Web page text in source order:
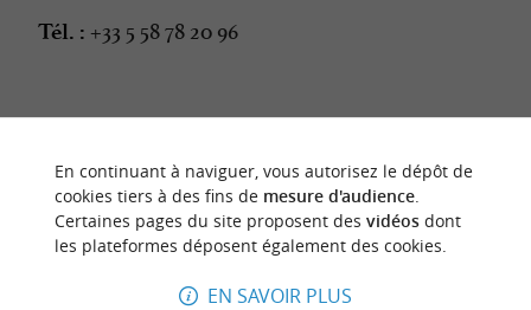
Tél. : +33 5 58 78 20 96
dernière mise à jour :26/06/2026 à 06:25:55
Source :Sirtaqui -Crédit photo :@ OT des Grands Lacs
-CC BY-NC-ND 4.0
En continuant à naviguer, vous autorisez le dépôt de
cookies tiers à des fins de mesure d'audience.
Certaines pages du site proposent des vidéosdont
les plateformes déposent également des cookies.
EN SAVOIR PLUS